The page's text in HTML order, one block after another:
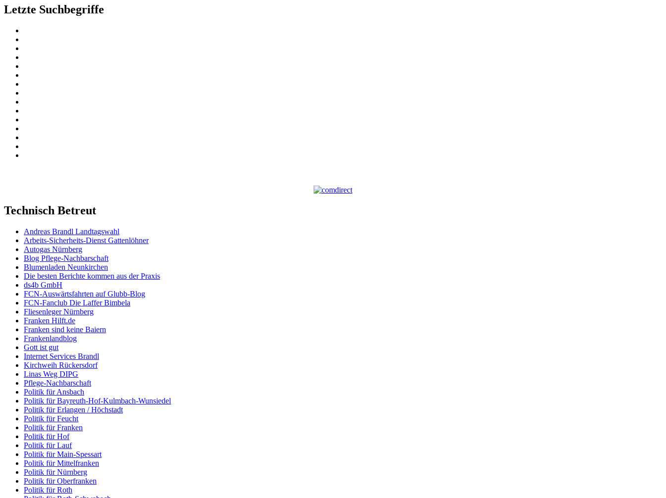
Letzte Suchbegriffe
Technisch Betreut
Andreas Brandl Landtagswahl
Arbeits-Sicherheits-Dienst Gattenlöhner
Autogas Nürnberg
Blog Pflege-Nachbarschaft
Blumenladen Neunkirchen
Die besten Berichte kommen aus der Praxis
ds4b GmbH
FCN-Auswärtsfahrten auf Glubb-Blog
FCN-Fanclub Die Laffer Bimbela
Fliesenleger Nürnberg
Franken Hilft.de
Franken sind keine Baiern
Frankenlandblog
Gott ist gut
Internet Services Brandl
Kirchweih Rückersdorf
Linas Weg DIPG
Pflege-Nachbarschaft
Politik für Ansbach
Politik für Bayreuth-Hof-Kulmbach-Wunsiedel
Politik für Erlangen / Höchstadt
Politik für Feucht
Politik für Franken
Politik für Hof
Politik für Lauf
Politik für Main-Spessart
Politik für Mittelfranken
Politik für Nürnberg
Politik für Oberfranken
Politik für Roth